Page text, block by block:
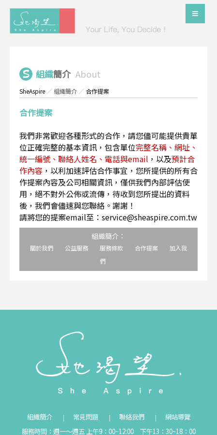
組織簡介 About
SheAspire ／組織簡介 ／ 合作提案
合作提案
我們非常歡迎各種形式的合作，請您儘可能提供貴單
位正確完整的基本資訊，包含單位完整名稱、網址、
統一編號、聯絡人姓名、電話與email ，以及預計合
作內容 ，以利加速評估合作事宜，您所提供的所有合
作提案內容及公司相關資訊，僅供我們內部評估使
用，絕不對外公佈或流傳，待收到您所提出的資料
後，我們會儘速與您聯絡。謝謝！
請將您的提案email至：service@sheaspire.com.tw
組織簡介：
關於我們 公益服務 服務條款 合作提案
加入我
們
組織簡介 常見問題 聯絡我們
網站導覽
服務時間：週一～週五 上午9：00~12:00 下午13：30~18：00